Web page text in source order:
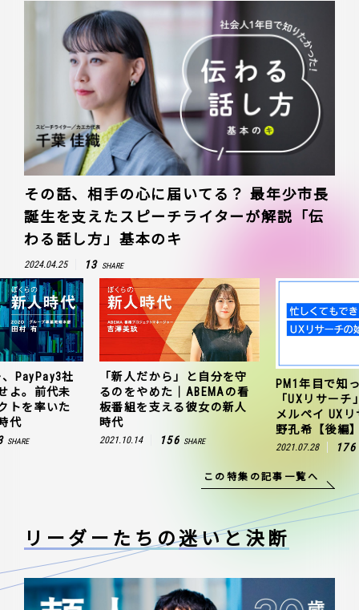
その話、相手の心に届いてる？ 最年少市長
誕生を支えたスピーチライターが解説「伝
わる話し方」基本のキ
2024.04.25 13 SHARE
PayPay3社
よ。前代未
トを率いた
代
SHARE
「新人だから」と自分を守
るのをやめた｜ABEMAの看
板番組を支える彼女の新人
時代
2021.10.14 156 SHARE
PM1年目で知
「UXリサー
メルペイ UX
野孔希【後編
2021.07.28 176
この特集の記事一覧へ
リーダーたちの迷いと決断